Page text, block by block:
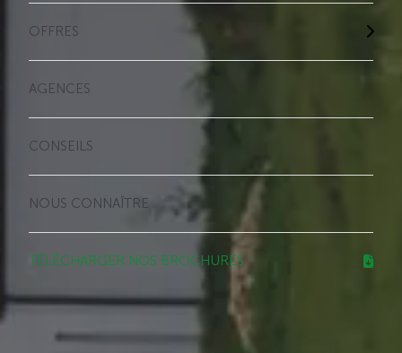
OFFRES
AGENCES
CONSEILS
NOUS CONNAÎTRE
TÉLÉCHARGER NOS BROCHURES